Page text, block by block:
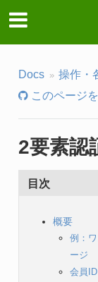
Docs 操作・
このページ
2要素認
目次
概要
例：
ージ
会員